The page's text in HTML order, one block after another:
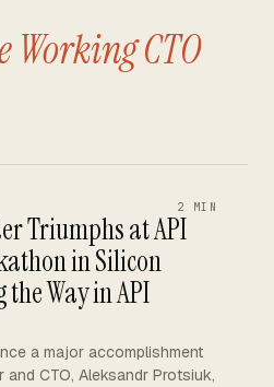
Working CTO
2 MIN
Triumphs at API
in Silicon
Way in API
a major accomplishment
CTO, Aleksandr Protsiuk,